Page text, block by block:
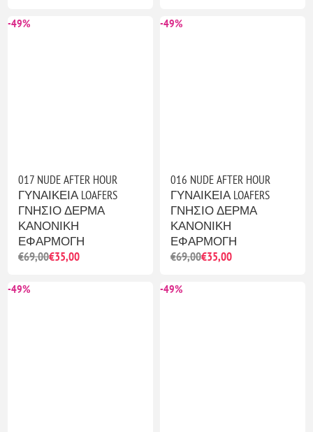
-49%
017 NUDE AFTER HOUR
ΓΥΝΑΙΚΕΙΑ LOAFERS
ΓΝΗΣΙΟ ΔΕΡΜΑ
ΚΑΝΟΝΙΚΗ
ΕΦΑΡΜΟΓΗ
€69,00€35,00
-49%
016 NUDE AFTER HOUR
ΓΥΝΑΙΚΕΙΑ LOAFERS
ΓΝΗΣΙΟ ΔΕΡΜΑ
ΚΑΝΟΝΙΚΗ
ΕΦΑΡΜΟΓΗ
€69,00€35,00
-49% -49%